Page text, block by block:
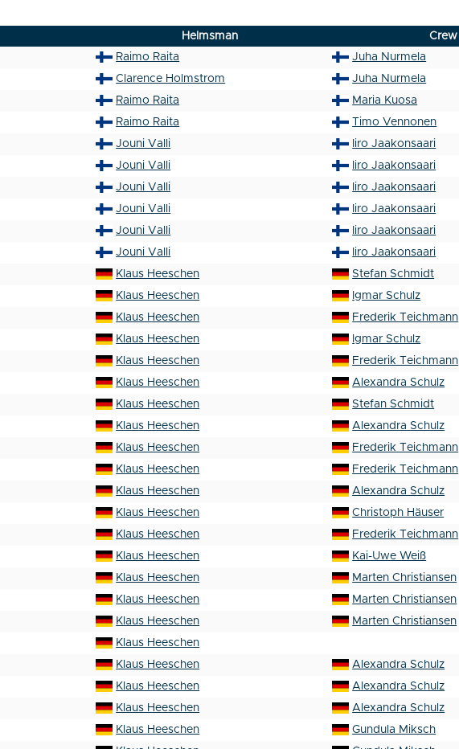
Helmsman Crew
Raimo Raita Juha Nurmela
Clarence Holmstrom Juha Nurmela
Raimo Raita Maria Kuosa
Raimo Raita Timo Vennonen
Jouni Valli Iiro Jaakonsaari
Jouni Valli Iiro Jaakonsaari
Jouni Valli Iiro Jaakonsaari
Jouni Valli Iiro Jaakonsaari
Jouni Valli Iiro Jaakonsaari
Jouni Valli Iiro Jaakonsaari
Klaus Heeschen Stefan Schmidt
Klaus Heeschen Igmar Schulz
Klaus Heeschen Frederik Teichmann
Klaus Heeschen Igmar Schulz
Klaus Heeschen Frederik Teichmann
Klaus Heeschen Alexandra Schulz
Klaus Heeschen Stefan Schmidt
Klaus Heeschen Alexandra Schulz
Klaus Heeschen Frederik Teichmann
Klaus Heeschen Frederik Teichmann
Klaus Heeschen Alexandra Schulz
Klaus Heeschen Christoph Häuser
Klaus Heeschen Frederik Teichmann
Klaus Heeschen Kai-Uwe Weiß
Klaus Heeschen Marten Christiansen
Klaus Heeschen Marten Christiansen
Klaus Heeschen Marten Christiansen
Klaus Heeschen
Klaus Heeschen Alexandra Schulz
Klaus Heeschen Alexandra Schulz
Klaus Heeschen Alexandra Schulz
Klaus Heeschen Gundula Miksch